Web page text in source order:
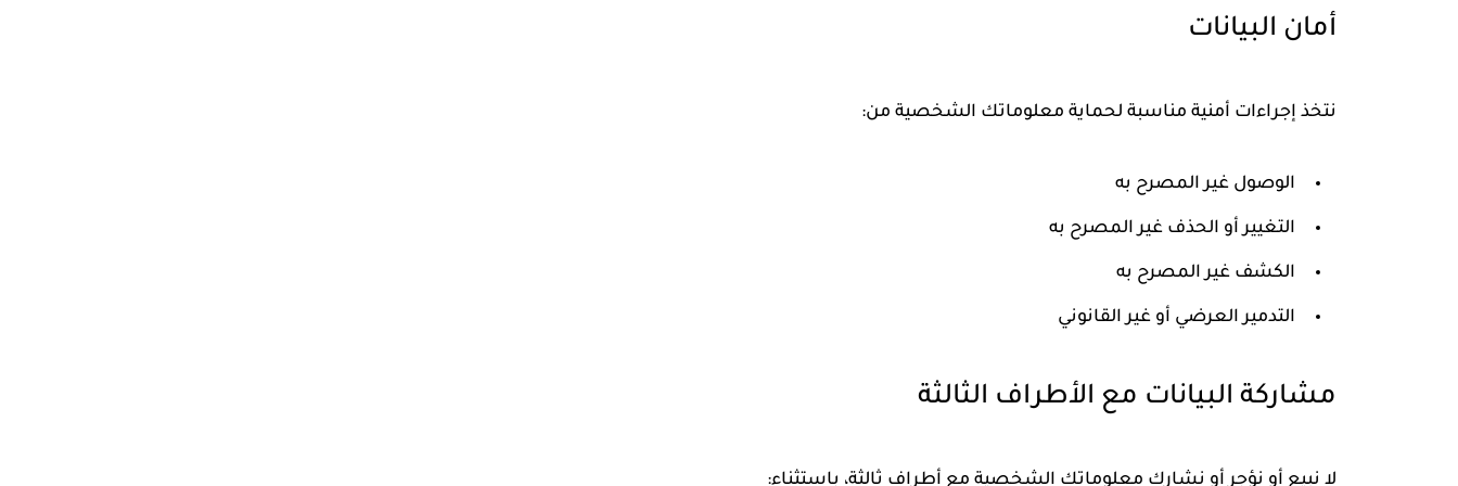
أمان البيانات
نتخذ إجراءات أمنية مناسبة لحماية معلوماتك الشخصية من:
الوصول غير المصرح به
التغيير أو الحذف غير المصرح به
الكشف غير المصرح به
التدمير العرضي أو غير القانوني
مشاركة البيانات مع الأطراف الثالثة
لا نبيع أو نؤجر أو نشارك معلوماتك الشخصية مع أطراف ثالثة، باستثناء: